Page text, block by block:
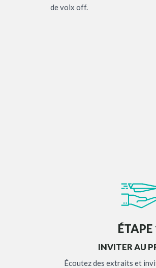
de voix off.
ÉTAPE
INVITER AU
Écoutez des extraits et